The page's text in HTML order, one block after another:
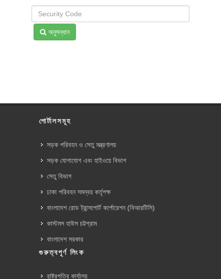
অনুসন্ধান
পোর্টালসমূহ
সড়ক পরিবহন ও সেতু মন্ত্রণালয়
সড়ক যোগাযোগ এবং হাইওয়ে বিভাগ
সেতু বিভাগ
ঢাকা পরিবহন সমন্বয় কর্তৃপক্ষ
বাংলাদেশ রোড ট্রান্সপোর্ট কর্পোরেশন (বিআরটিসি)
কাস্টমস হাউস চট্টগ্রাম
বাংলাদেশ সরকার
গুরুত্বপূর্ণ লিংক
রাষ্ট্রপতির কার্যালয়